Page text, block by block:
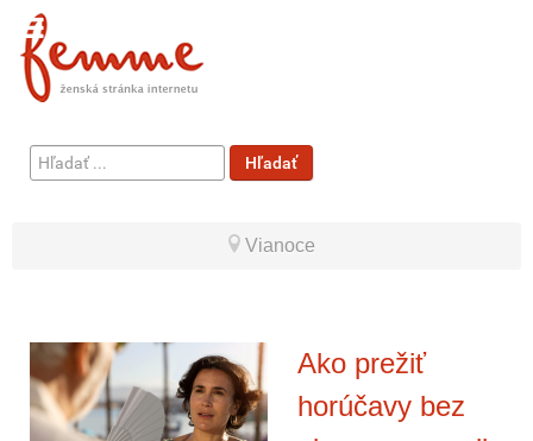
Hľadať
...
Hľadať
Vianoce
Ako prežiť
horúčavy bez